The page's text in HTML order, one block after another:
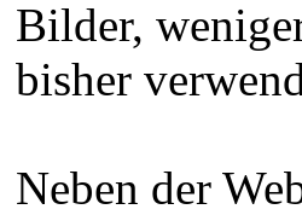
Bilder,
bisher
Neben der